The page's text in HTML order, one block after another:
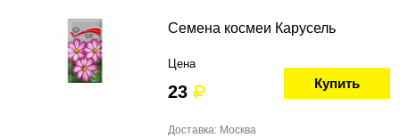
Семена космеи Карусель
Цена
23 Купить
Доставка: Москва